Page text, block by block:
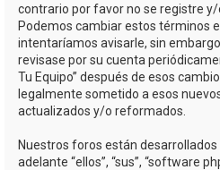
contrario por favor no se registre y/o
Podemos cambiar estos términos
intentaríamos avisarle, sin
revisase por su cuenta
Tu Equipo” después de esos
legalmente sometido a esos
actualizados y/o reformados.
Nuestros foros están desarrollados
adelante “ellos”, “sus”, “software